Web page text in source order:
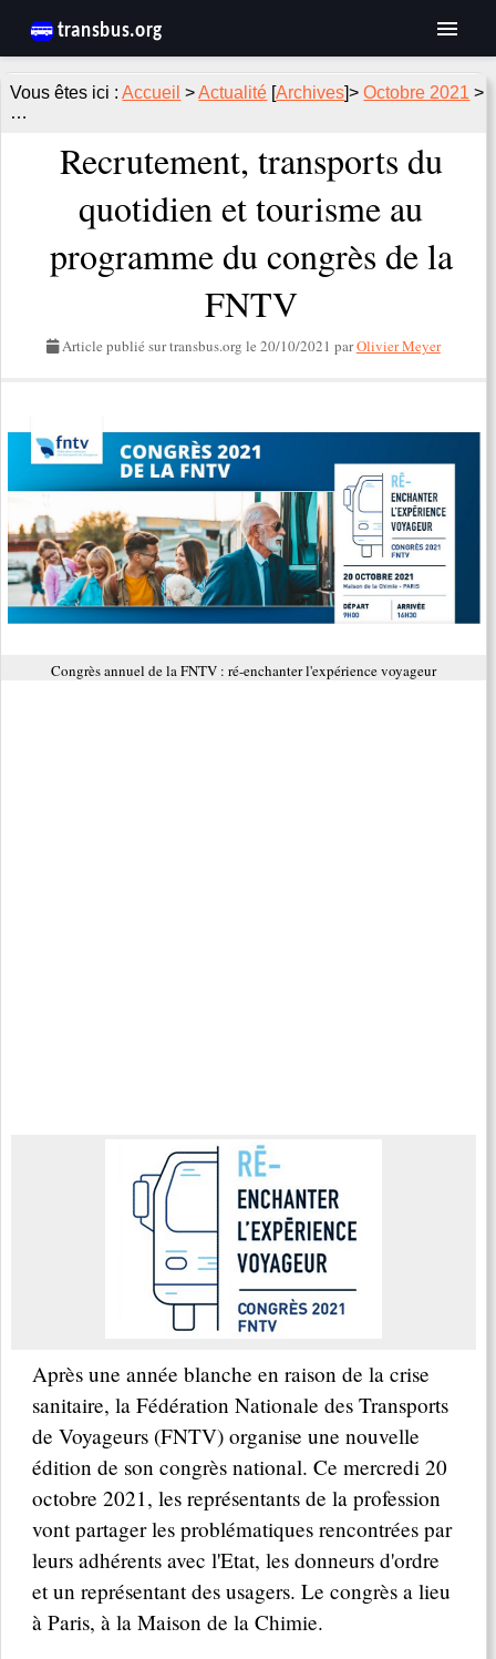
Accueil >Actualité [Archives ]>Octobre 2021 >
…
Recrutement, transports du
quotidien et tourisme au
programme du congrès de la
FNTV
Article publié sur transbus.org le 20/10/2021 parOlivier Meyer
Congrès annuel de la FNTV : ré-enchanter l'expérience voyageur
Après une année blanche en raison de la crise
sanitaire, la Fédération Nationale des Transports
de Voyageurs (FNTV) organise une nouvelle
édition de son congrès national. Ce mercredi 20
octobre 2021, les représentants de la profession
vont partager les problématiques rencontrées par
leurs adhérents avec l'Etat, les donneurs d'ordre
et un représentant des usagers. Le congrès a lieu
à Paris, à la Maison de la Chimie.